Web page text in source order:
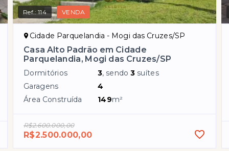
Ref.:114 VENDA
Cidade Parquelandia - Mogi das Cruzes/SP
Casa Alto Padrão em Cidade
Parquelandia, Mogi das Cruzes/SP
Dormitórios 3, sendo3 suítes
Garagens
4
Área Construída
149m²
R$2.600.000,00
R$2.500.000,00